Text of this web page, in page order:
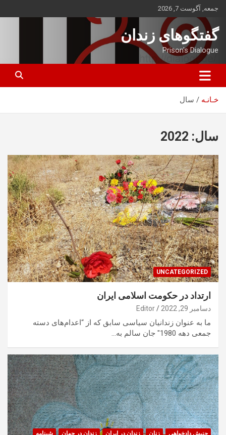
بروید
جمعه, آگوست 7, 2026
گفتگوهای زندان
Prison's Dialogue
خـانـه سال
سال: 2022
UNCATEGORIZED
ارتداد در حکومت اسلامی ایران
دسامبر 29, 2022 Editor
ما به عنوان زندانیان سیاسی سابق که از “اعدام‌های دسته
جمعی دهه 1980″ جان سالم به…
جنبش دادخواهی زنان زندان در ایران زندان در جهان
شبنامه